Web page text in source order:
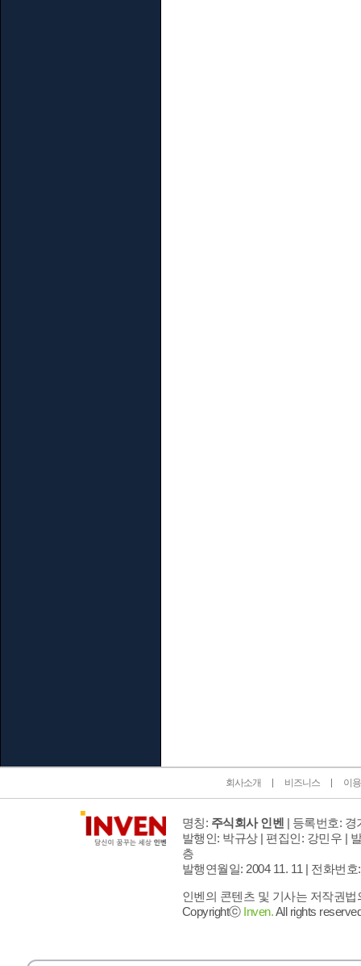
회사소개 비즈니스 이
명칭: 주식회사 인벤 | 등록번호: 경
발행인: 박규상 | 편집인: 강민우 |
층
발행연월일: 2004 11. 11 | 전화번호
인벤의 콘텐츠 및 기사는 저작권
Copyrightⓒ Inven.All rights